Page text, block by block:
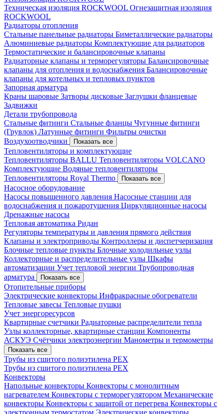
Техническая изоляция ROCKWOOL Огнезащитная изоляция
ROCKWOOL
Радиаторы отопления
Стальные панельные радиаторы Биметаллические радиаторы
Алюминиевые радиаторы Комплектующие для радиаторов
Термостатические и балансировочные клапаны
Радиаторные клапаны и терморегуляторы Балансировочные
клапаны для отопления и водоснабжения Балансировочные
клапаны для котельных и тепловых пунктов
Запорная арматура
Краны шаровые Затворы дисковые Заглушки фланцевые
Задвижки
Детали трубопровода
Стальные фитинги Стальные фланцы Чугунные фитинги
(Грувлок) Латунные фитинги Фильтры очистки
Воздухоотводчики
Показать все
Тепловентиляторы и комплектующие
Тепловентиляторы BALLU Тепловентиляторы VOLCANO
Комплектующие Водяные тепловентиляторы
Тепловентиляторы Royal Thermo
Показать все
Насосное оборудование
Насосы повышенного давления Насосные станции для
водоснабжения и пожаротушения Циркуляционные насосы
Дренажные насосы
Тепловая автоматика Ридан
Регуляторы температуры и давления прямого действия
Клапаны и электроприводы Контроллеры и диспетчеризация
Блочные тепловые пункты Блочные холодильные узлы
Коллекторные и распределительные узлы Шкафы
автоматизации Учет тепловой энергии Трубопроводная
арматура
Показать все
Отопительные приборы
Электрические конвекторы Инфракрасные обогреватели
Тепловые завесы Тепловые пушки
Учет энергоресурсов
Квартирные счетчики Радиаторные распределители тепла
Узлы коллекторные, квартирные станции Компоненты
АСКУЭ Счётчики электроэнергии Манометры и термометры
Показать все
Трубы из сшитого полиэтилена PEX
Трубы из сшитого полиэтилена PEX
Конвекторы
Напольные конвекторы Конвекторы с монолитным
нагревателем Конвекторы с терморегулятором Механические
конвекторы Конвекторы с защитой от перегрева Конвекторы с
электронным термостатом Электрические конвекторы